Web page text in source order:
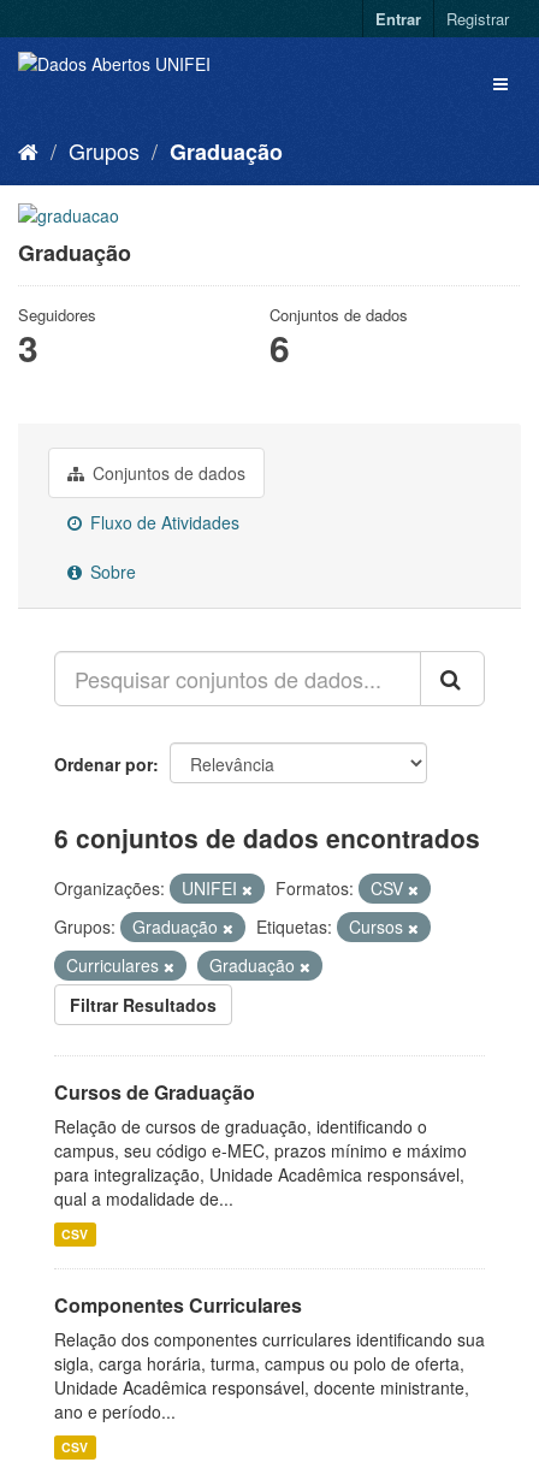
Entrar Registrar
Grupos Graduação
Graduação
Seguidores
3
Conjuntos de dados
6
Conjuntos de dados
Fluxo de Atividades
Sobre
Ordenar por
6 conjuntos de dados encontrados
Organizações: UNIFEI Formatos:
CSV
Grupos:
Graduação Etiquetas:
Cursos
Curriculares
Graduação
Filtrar Resultados
Cursos de Graduação
Relação de cursos de graduação, identificando o
campus, seu código e-MEC, prazos mínimo e máximo
para integralização, Unidade Acadêmica responsável,
qual a modalidade de...
CSV
Componentes Curriculares
Relação dos componentes curriculares identificando sua
sigla, carga horária, turma, campus ou polo de oferta,
Unidade Acadêmica responsável, docente ministrante,
ano e período...
CSV